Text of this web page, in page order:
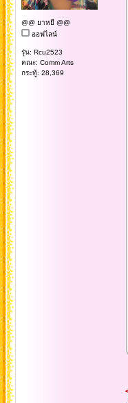
@@ ยาหยี @@
ออฟไลน์
รุ่น: Rcu2523
คณะ: Comm Arts
กระทู้: 28,369